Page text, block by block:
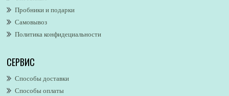
Alfred Dunhill
Alfred Ritchy
Alfred Sung
AllSaints
Alsayad
Altaia
Пробники и подарки
Самовывоз
Политика конфидециальности
СЕРВИС
Способы доставки
Способы оплаты